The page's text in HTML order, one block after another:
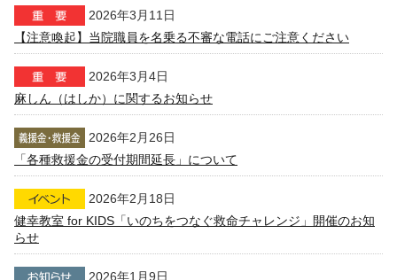
2026年3月11日
【注意喚起】当院職員を名乗る不審な電話にご注意ください
2026年3月4日
麻しん（はしか）に関するお知らせ
2026年2月26日
「各種救援金の受付期間延長」について
2026年2月18日
健幸教室 for KIDS「いのちをつなぐ救命チャレンジ」開催のお知
らせ
2026年1月9日